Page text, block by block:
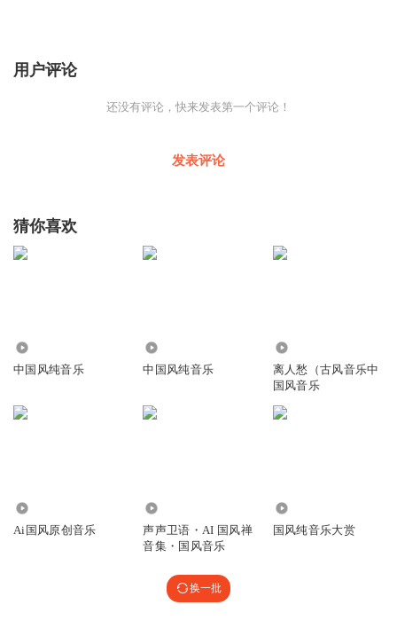
用户评论
还没有评论，快来发表第一个评论！
发表评论
猜你喜欢
中国风纯音乐 中国风纯音乐
离人愁（古风音乐中
国风音乐
Ai国风原创音乐
声声卫语・AI 国风禅
音集・国风音乐
国风纯音乐大赏
换一批